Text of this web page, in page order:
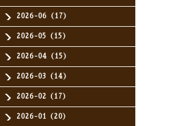
2026-06（17）
2026-05（15）
2026-04（15）
2026-03（14）
2026-02（17）
2026-01（20）